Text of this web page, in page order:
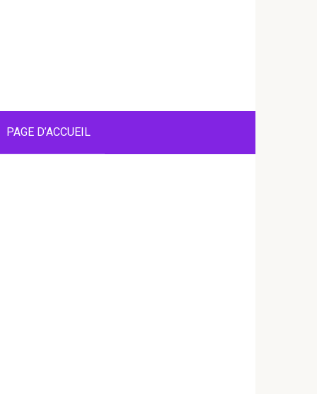
PAGE D’ACCUEIL